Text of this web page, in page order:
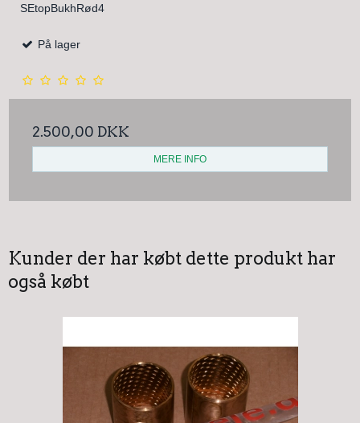
SEtopBukhRød4
På lager
2.500,00 DKK
MERE INFO
Kunder der har købt dette produkt har
også købt